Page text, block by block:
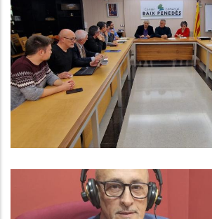
Reunió Del Consell
Amb La Secretària
I Famílies, Sra. Carolina
Cruz
S. socials